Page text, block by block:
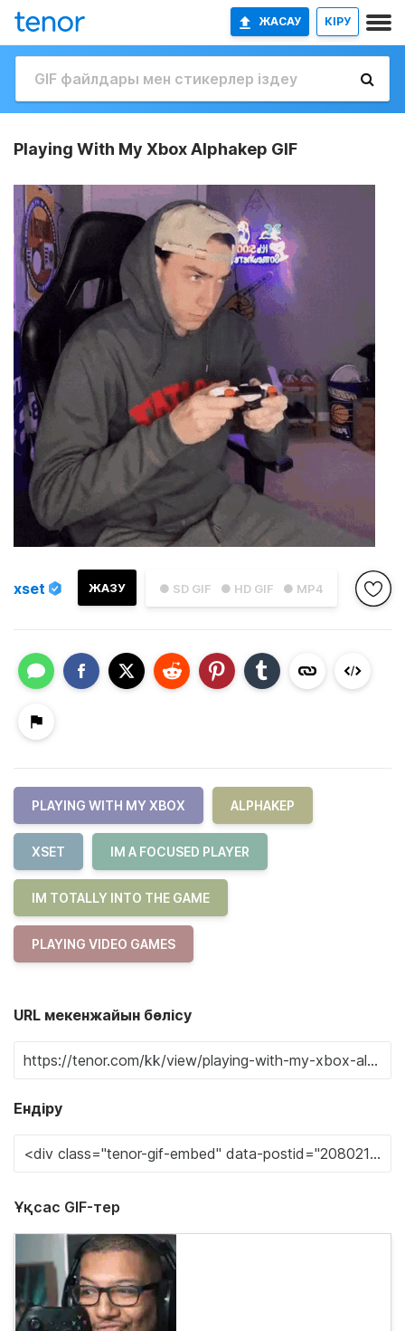
ЖАСАУ КІРУ
Playing With My Xbox Alphakep GIF
● SD GIF ● HD GIF ● MP4
ЖАЗУ
xset
PLAYING WITH MY XBOX ALPHAKEP
XSET IM A FOCUSED PLAYER
IM TOTALLY INTO THE GAME
PLAYING VIDEO GAMES
URL мекенжайын бөлісу
Ендіру
Ұқсас GIF-тер